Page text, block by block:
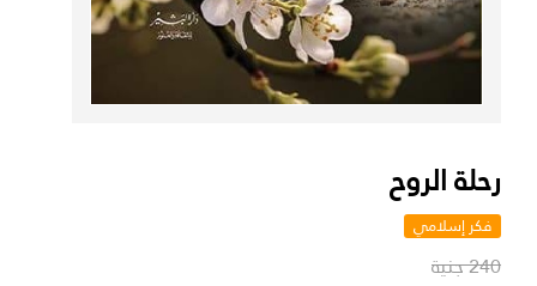
رحلة الروح
فكر إسلامي
240 جنية